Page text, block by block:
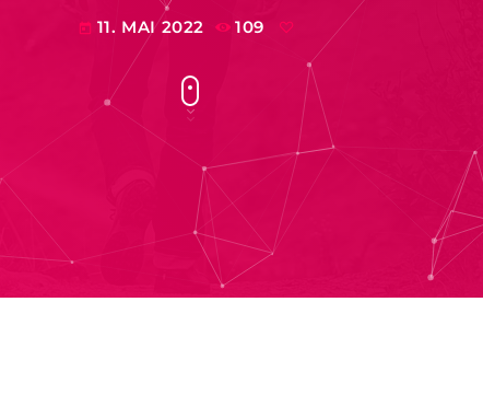
today 11. MAI 2022 109